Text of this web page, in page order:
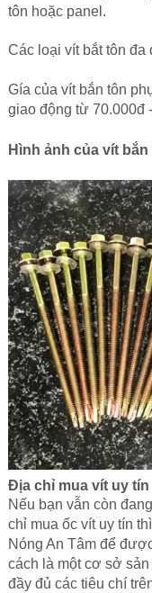
tôn hoặc panel.
Các loại vít bắt tôn
Gía của vít bắn tôn
giao động từ 70.000đ
Hình ảnh của vít bắn
Địa chỉ mua vít uy tín
Nếu bạn vẫn còn
chỉ mua ốc vít uy tín
Nóng An Tâm để
cách là một cơ sở
đầy đủ các tiêu chí